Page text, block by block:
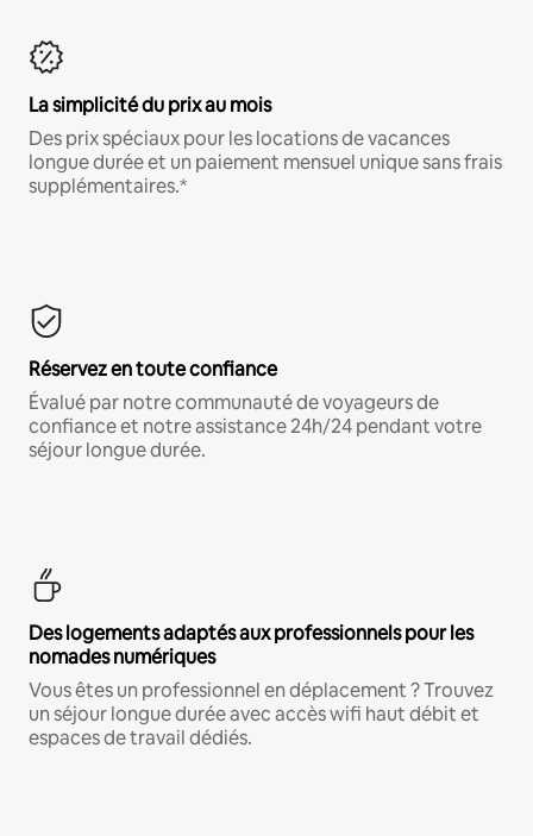
La simplicité du prix au mois
Des prix spéciaux pour les locations de vacances
longue durée et un paiement mensuel unique sans frais
supplémentaires.*
Réservez en toute confiance
Évalué par notre communauté de voyageurs de
confiance et notre assistance 24h/24 pendant votre
séjour longue durée.
Des logements adaptés aux professionnels pour les
nomades numériques
Vous êtes un professionnel en déplacement ? Trouvez
un séjour longue durée avec accès wifi haut débit et
espaces de travail dédiés.